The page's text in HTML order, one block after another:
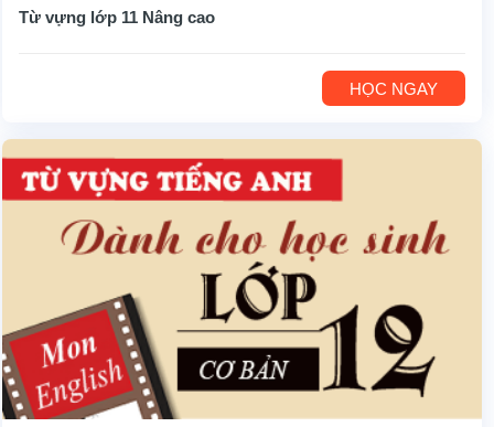
Từ vựng lớp 11 Nâng cao
HỌC NGAY